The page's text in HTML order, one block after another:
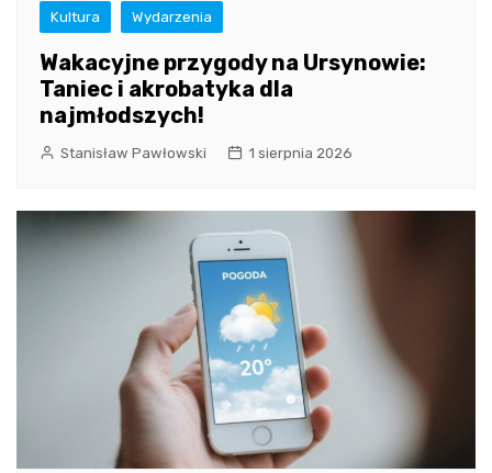
Kultura Wydarzenia
Wakacyjne przygody na Ursynowie:
Taniec i akrobatyka dla
najmłodszych!
Stanisław Pawłowski 1 sierpnia 2026